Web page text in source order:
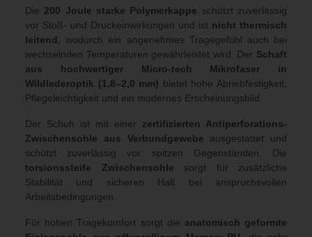
Die 200 Joule starke Polymerkappe schützt zuverlässig
vor Stoß- und Druckeinwirkungen und ist nicht thermisch
leitend
, wodurch ein angenehmes Tragegefühl auch bei
wechselnden Temperaturen gewährleistet wird. Der Schaft
aus hochwertiger Micro-tech Mikrofaser in
Wildlederoptik (1,8–2,0 mm) bietet hohe Abriebfestigkeit,
Pflegeleichtigkeit und ein modernes Erscheinungsbild.
Der Schuh ist mit einer zertifizierten Antiperforations-
Zwischensohle aus Verbundgewebe ausgestattet und
schützt zuverlässig vor spitzen Gegenständen. Die
torsionssteife Zwischensohle sorgt für zusätzliche
Stabilität und sicheren Halt bei anspruchsvollen
Arbeitsbedingungen.
Für hohen Tragekomfort sorgt die anatomisch geformte